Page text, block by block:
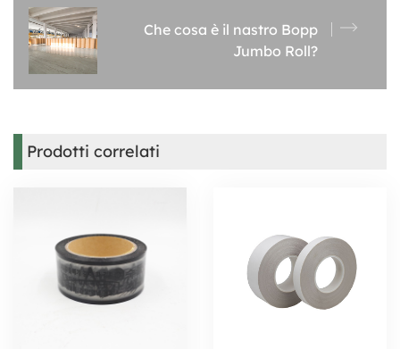
Che cosa è il nastro Bopp
Jumbo Roll?
Prodotti correlati